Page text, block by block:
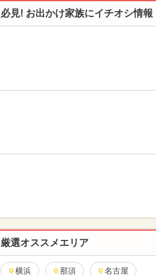
必見! お出かけ家族にイチオシ情報
厳選オススメエリア
横浜 那須 名古屋